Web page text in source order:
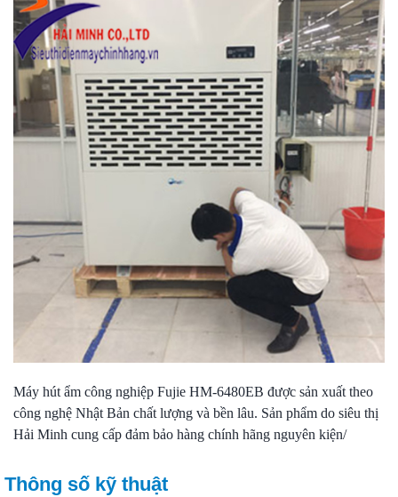
Máy hút ẩm công nghiệp Fujie HM-6480EB được sản xuất theo
công nghệ Nhật Bản chất lượng và bền lâu. Sản phẩm do siêu thị
Hải Minh cung cấp đảm bảo hàng chính hãng nguyên kiện/
Thông số kỹ thuật